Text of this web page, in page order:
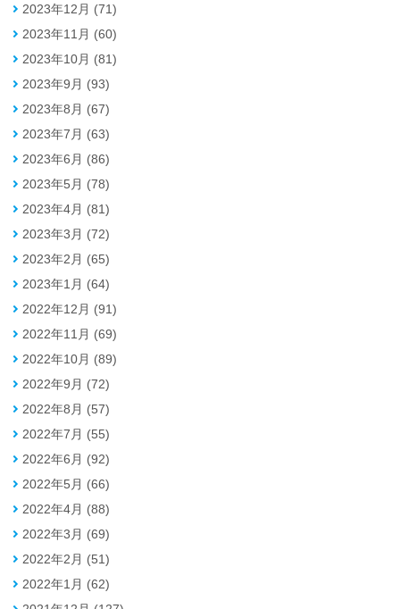
2023年12月 (71)
2023年11月 (60)
2023年10月 (81)
2023年9月 (93)
2023年8月 (67)
2023年7月 (63)
2023年6月 (86)
2023年5月 (78)
2023年4月 (81)
2023年3月 (72)
2023年2月 (65)
2023年1月 (64)
2022年12月 (91)
2022年11月 (69)
2022年10月 (89)
2022年9月 (72)
2022年8月 (57)
2022年7月 (55)
2022年6月 (92)
2022年5月 (66)
2022年4月 (88)
2022年3月 (69)
2022年2月 (51)
2022年1月 (62)